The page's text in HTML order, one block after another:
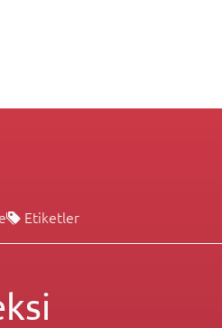
Etiketler